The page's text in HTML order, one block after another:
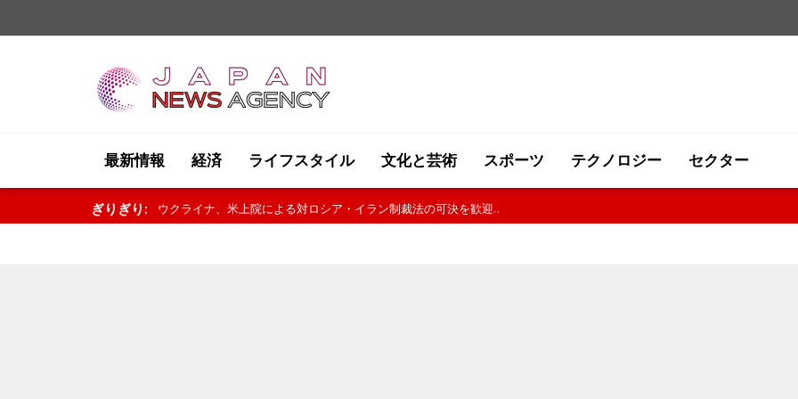
最新情報 経済 ライフスタイル 文化と芸術 スポーツ テクノロジー セクター
ぎりぎり: ミラトヴィッチ大統領、世界選手権決勝進出のハンドボール代表を祝福..